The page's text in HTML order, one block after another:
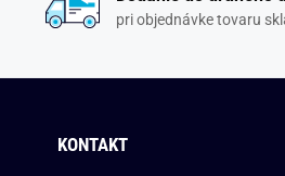
pri objednávke tovaru
KONTAKT